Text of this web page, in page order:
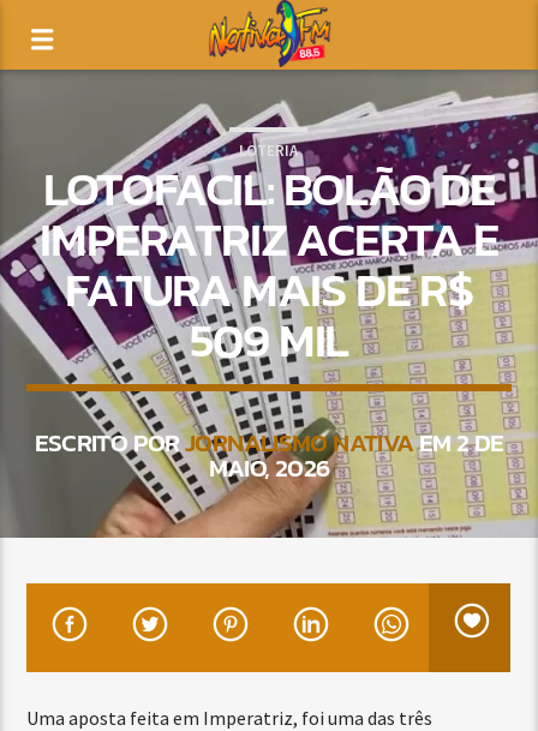
LOTERIA
LOTOFACIL: BOLÃO DE
IMPERATRIZ ACERTA E
FATURA MAIS DE R$
509 MIL
ESCRITO PORJORNALISMO NATIVAEM 2 DE
MAIO, 2026
Uma aposta feita em Imperatriz, foi uma das três